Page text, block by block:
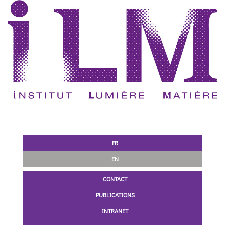
FR
EN
CONTACT
PUBLICATIONS
INTRANET